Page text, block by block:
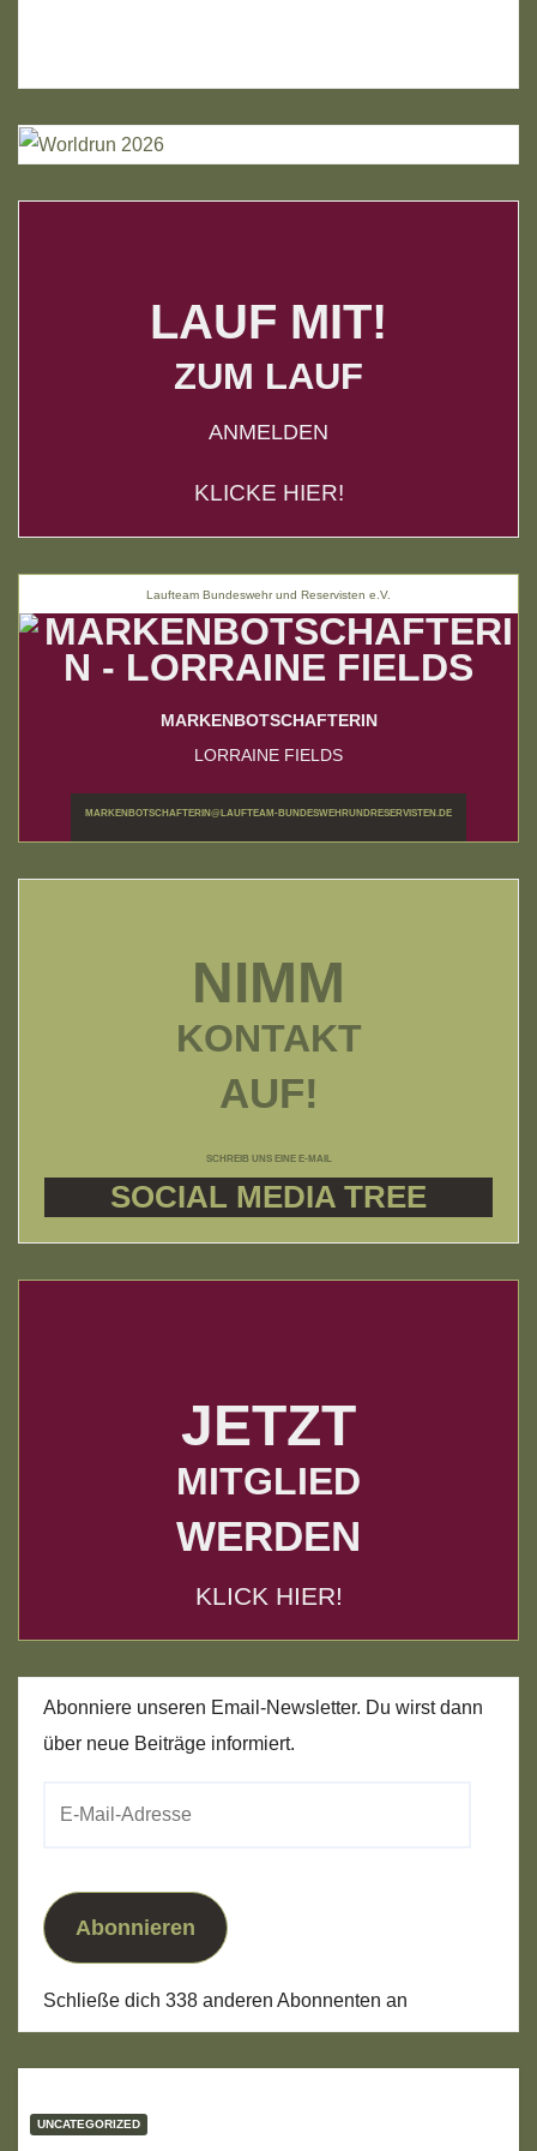
LAUF MIT!
ZUM LAUF
ANMELDEN
KLICKE HIER!
Laufteam Bundeswehr und Reservisten e.V.
MARKENBOTSCHAFTERIN
LORRAINE FIELDS
MARKENBOTSCHAFTERIN@LAUFTEAM-BUNDESWEHRUNDRESERVISTEN.DE
NIMM
KONTAKT
AUF!
SCHREIB UNS EINE E-MAIL
SOCIAL MEDIA TREE
JETZT
MITGLIED
WERDEN
KLICK HIER!
Abonniere unseren Email-Newsletter. Du wirst dann
über neue Beiträge informiert.
Abonnieren
Schließe dich 338 anderen Abonnenten an
UNCATEGORIZED